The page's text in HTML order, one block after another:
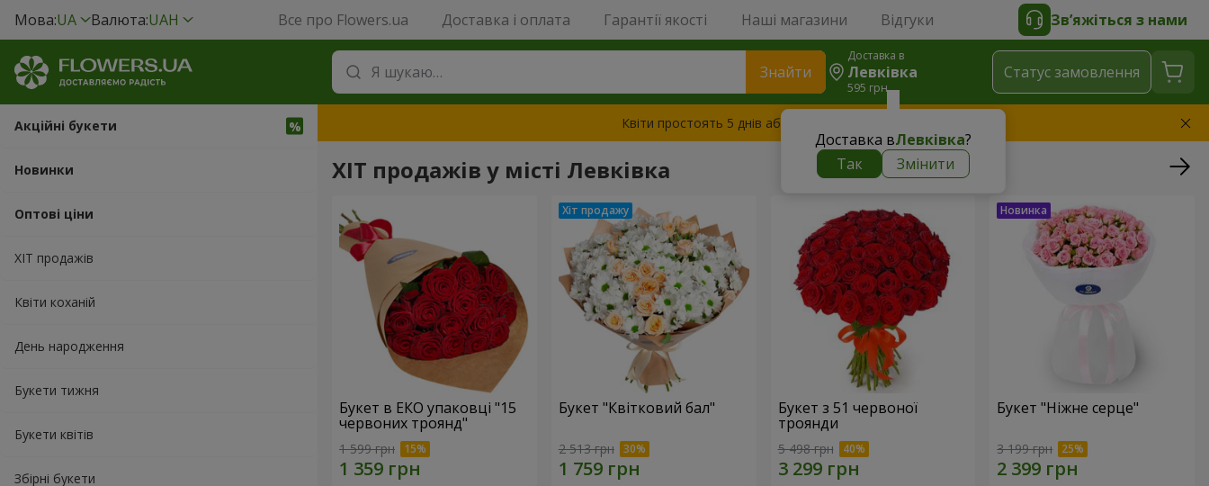
Мова:UA Валюта:UAH Все про Flowers.ua Доставка і оплата Гарантії якості Наші магазини Відгуки Зв’яжіться з нами
Знайти
Доставка в
Левківка
595 грн
Доставка вЛевківка?
Так
Змінити
Статус замовлення
Акційні букети
Новинки
Оптові ціни
ХІТ продажів
Квіти коханій
День народження
Букети тижня
Букети квітів
Збірні букети
Квіти простоять 5 днів або замінимо букет
ХІТ продажів у місті Левківка
Букет в ЕКО упаковці "15
червоних троянд"
1 599 грн
Букет "Квітковий бал"
2 513 грн
Букет з 51 червоної
троянди
5 498 грн
Букет "Ніжне серце"
3 199 грн